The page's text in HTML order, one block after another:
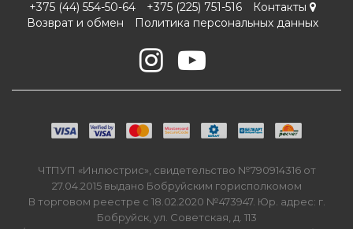
+375 (44) 554-50-64 +375 (225) 751-516
Контакты
Возврат и обмен
Политика персональных данных
ЧТПУП «Инлюстрис», свидетельство №790914316 от
27.04.2015 выдано Бобруйским горисполкомом
В торговом реестре с 18.02.2020 №473947. Юр. адрес: г.
Бобруйск, ул. Советская, д. 113